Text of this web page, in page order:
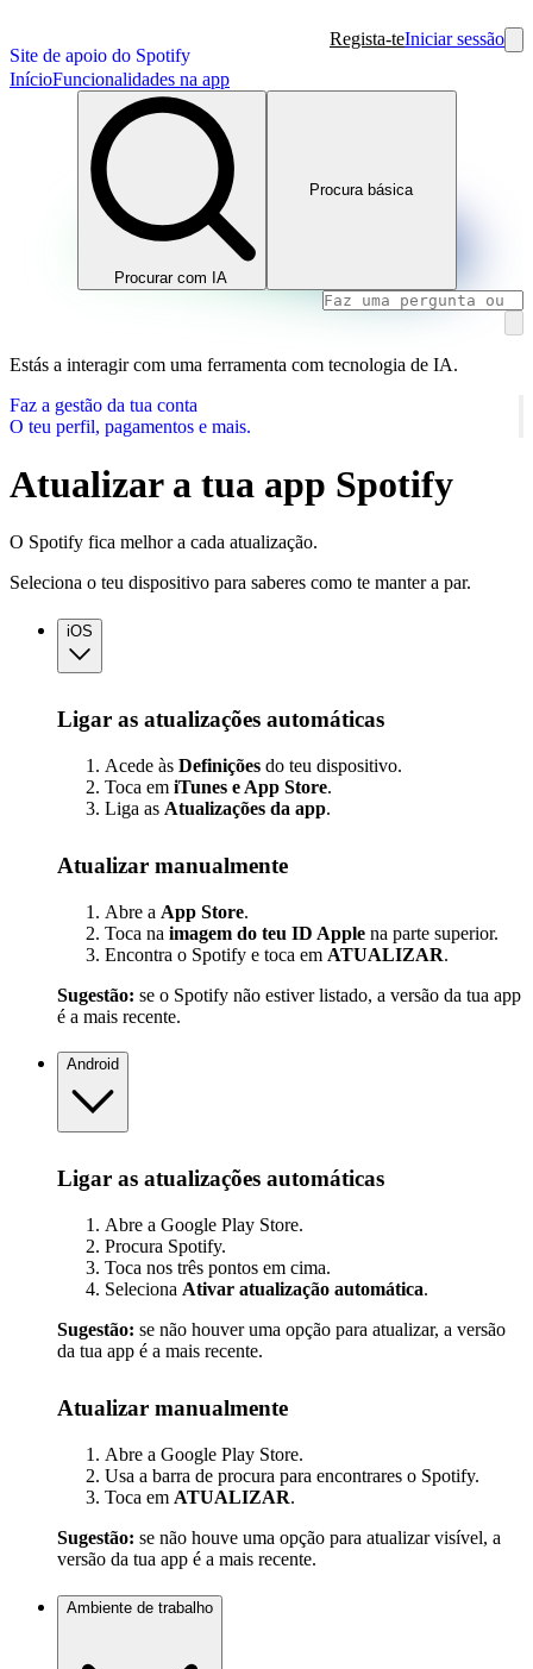
Site de apoio do Spotify
Regista-teIniciar sessão
InícioFuncionalidades na app
Procurar com IA
Procura básica
Estás a interagir com uma ferramenta com tecnologia de IA.
Faz a gestão da tua conta
O teu perfil, pagamentos e mais.
Atualizar a tua app Spotify
O Spotify fica melhor a cada atualização.
Seleciona o teu dispositivo para saberes como te manter a par.
iOS
Ligar as atualizações automáticas
Acede às Definições do teu dispositivo.
Toca em iTunes e App Store.
Liga as Atualizações da app.
Atualizar manualmente
Abre a App Store.
Toca na imagem do teu ID Apple na parte superior.
Encontra o Spotify e toca em ATUALIZAR.
Sugestão: se o Spotify não estiver listado, a versão da tua app
é a mais recente.
Android
Ligar as atualizações automáticas
Abre a Google Play Store.
Procura Spotify.
Toca nos três pontos em cima.
Seleciona Ativar atualização automática.
Sugestão: se não houver uma opção para atualizar, a versão
da tua app é a mais recente.
Atualizar manualmente
Abre a Google Play Store.
Usa a barra de procura para encontrares o Spotify.
Toca em ATUALIZAR.
Sugestão: se não houve uma opção para atualizar visível, a
versão da tua app é a mais recente.
Ambiente de trabalho